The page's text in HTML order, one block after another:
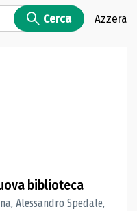
Cerca Azzera
biblioteca
Alessandro Spedale,